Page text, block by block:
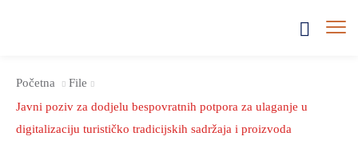
Početna
File
Javni poziv za dodjelu bespovratnih potpora za ulaganje u
digitalizaciju turističko tradicijskih sadržaja i proizvoda